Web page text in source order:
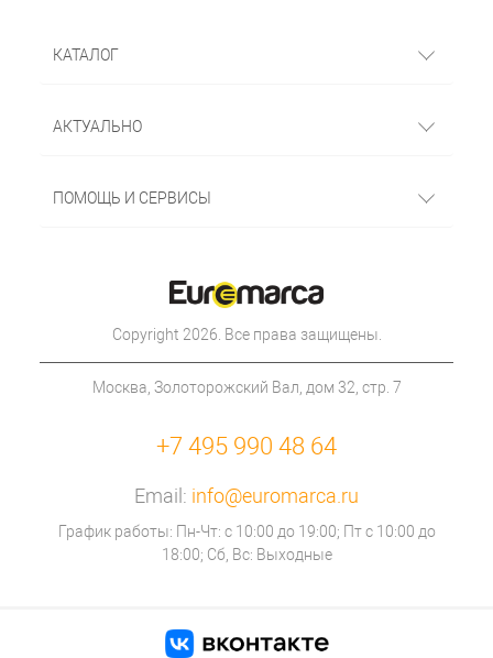
КАТАЛОГ
АКТУАЛЬНО
ПОМОЩЬ И СЕРВИСЫ
Copyright 2026. Все права защищены.
Москва, Золоторожский Вал, дом 32, стр. 7
+7 495 990 48 64
Email: info@euromarca.ru
График работы: Пн-Чт: с 10:00 до 19:00; Пт с 10:00 до
18:00; Сб, Вс: Выходные